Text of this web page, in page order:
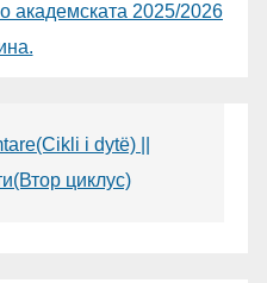
академската 2025/2026
i dytë) ||
циклус)